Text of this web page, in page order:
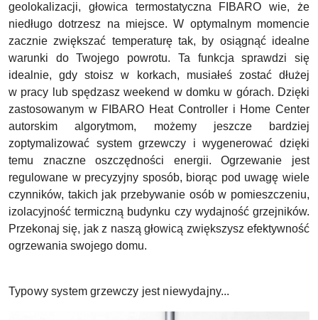
geolokalizacji, głowica termostatyczna FIBARO wie, że
niedługo dotrzesz na miejsce. W optymalnym momencie
zacznie zwiększać temperaturę tak, by osiągnąć idealne
warunki do Twojego powrotu. Ta funkcja sprawdzi się
idealnie, gdy stoisz w korkach, musiałeś zostać dłużej
w pracy lub spędzasz weekend w domku w górach. Dzięki
zastosowanym w FIBARO Heat Controller i Home Center
autorskim algorytmom, możemy jeszcze bardziej
zoptymalizować system grzewczy i wygenerować dzięki
temu znaczne oszczędności energii. Ogrzewanie jest
regulowane w precyzyjny sposób, biorąc pod uwagę wiele
czynników, takich jak przebywanie osób w pomieszczeniu,
izolacyjność termiczną budynku czy wydajność grzejników.
Przekonaj się, jak z naszą głowicą zwiększysz efektywność
ogrzewania swojego domu.
Typowy system grzewczy jest niewydajny...